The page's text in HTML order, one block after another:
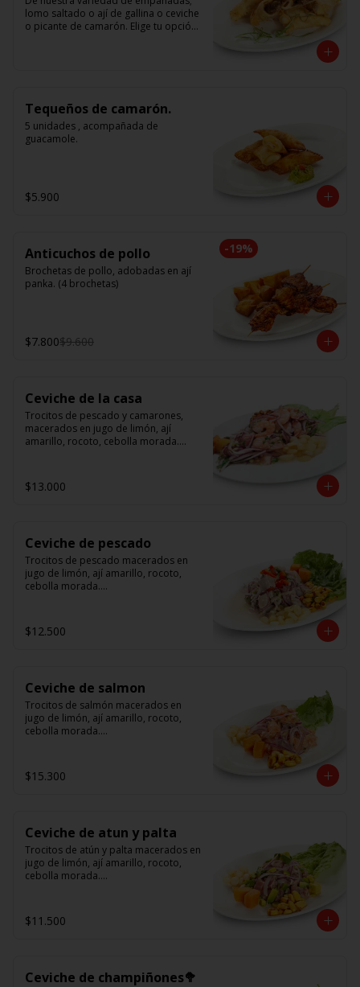
lomo saltado o ají de gallina o ceviche
o picante de camarón. Elige tu opción
Tequeños de camarón.
5 unidades , acompañada de
guacamole.
$5.900
-19%
Anticuchos de pollo
Brochetas de pollo, adobadas en ají
panka. (4 brochetas)
$7.800$9.600
Ceviche de la casa
Trocitos de pescado y camarones,
macerados en jugo de limón, ají
amarillo, rocoto, cebolla morada.
$13.000
Ceviche de pescado
Trocitos de pescado macerados en
jugo de limón, ají amarillo, rocoto,
cebolla morada.
$12.500
Ceviche de salmon
Trocitos de salmón macerados en
jugo de limón, ají amarillo, rocoto,
cebolla morada.
$15.300
Ceviche de atun y palta
Trocitos de atún y palta macerados en
jugo de limón, ají amarillo, rocoto,
cebolla morada.
$11.500
Ceviche de champiñones🥦